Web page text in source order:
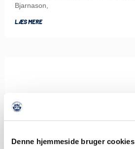
Denne hjemmeside bruger cookies
Bjarnason,
LÆS MERE